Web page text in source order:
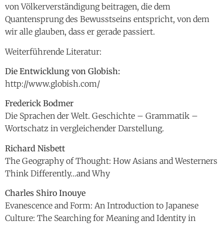
von Völkerverständigung beitragen, die dem
Quantensprung des Bewusstseins entspricht, von dem
wir alle glauben, dass er gerade passiert.
Weiterführende Literatur:
Die Entwicklung von Globish:
http://www.globish.com/
Frederick Bodmer
Die Sprachen der Welt. Geschichte – Grammatik –
Wortschatz in vergleichender Darstellung.
Richard Nisbett
The Geography of Thought: How Asians and Westerners
Think Differently…and Why
Charles Shiro Inouye
Evanescence and Form: An Introduction to Japanese
Culture: The Searching for Meaning and Identity in